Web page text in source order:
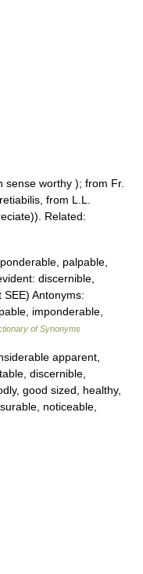
worthy ); from Fr.
from L.L.
Related:
palpable,
discernible,
Antonyms:
imponderable,
of Synonyms
apparent,
discernible,
good sized, healthy,
noticeable,